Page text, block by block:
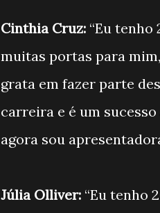
Cinthia Cruz: “Eu tenho
muitas portas para
grata em fazer parte
carreira e é um
agora sou
Júlia Olliver: “Eu tenho